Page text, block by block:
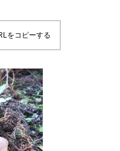
をコピーする